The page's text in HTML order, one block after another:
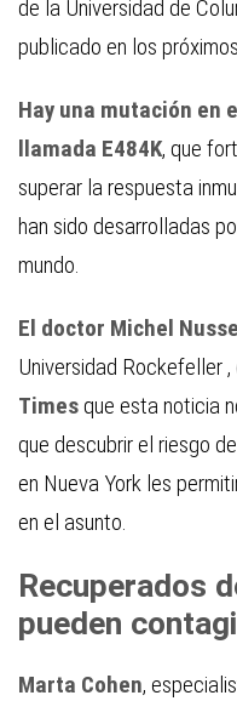
de la Universidad de
publicado en los
Hay una mutación en
llamada E484K, que
superar la respuesta
han sido desarrolladas
mundo.
El doctor Michel
Universidad Rockefeller ,
Times que esta noticia
que descubrir el riesgo
en Nueva York les
en el asunto.
Recuperados
pueden
Marta Cohen,